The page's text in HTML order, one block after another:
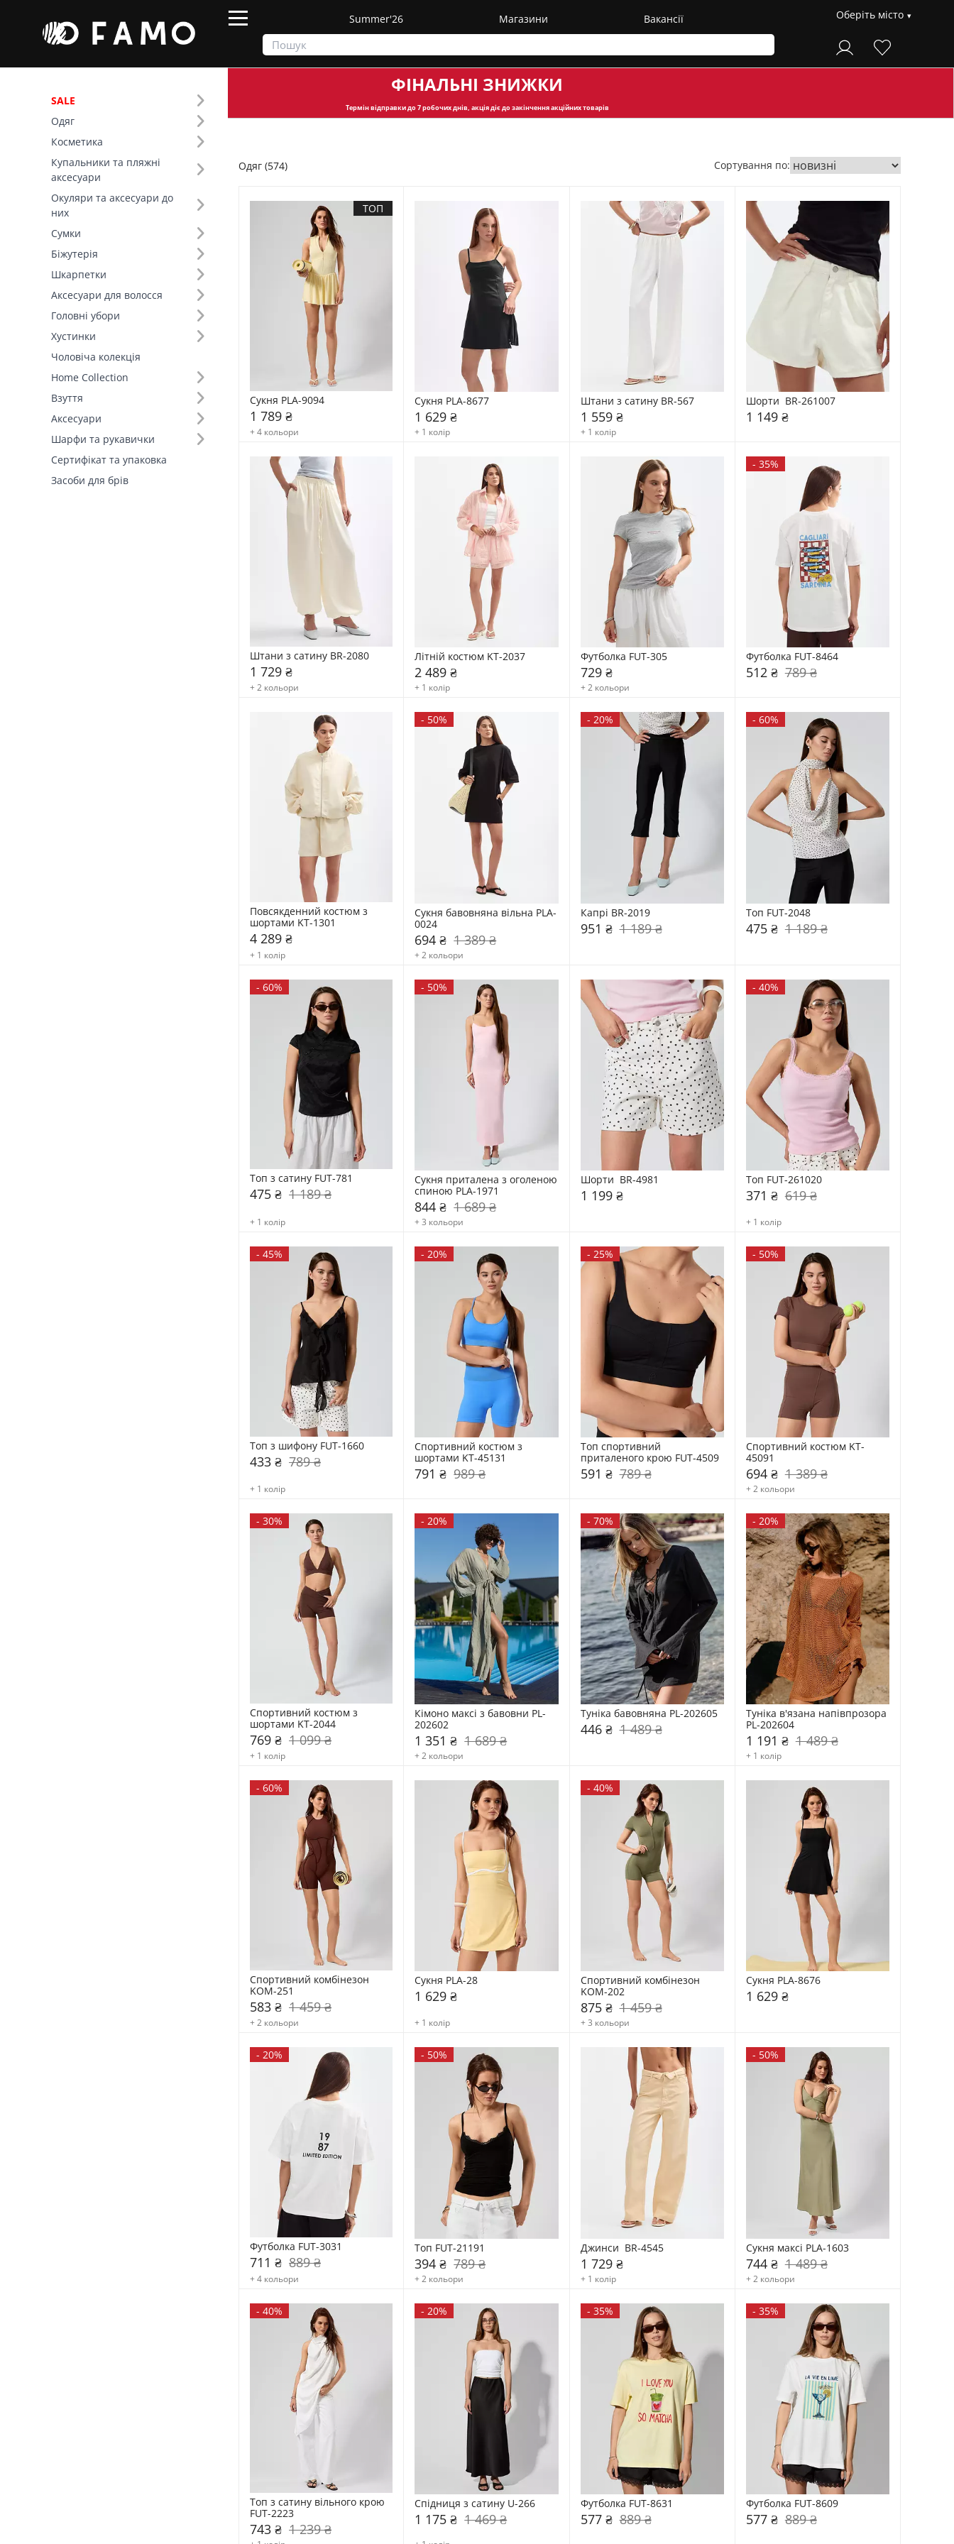
Summer'26 Магазини Вакансії Оберіть місто
SALE
Одяг
Косметика
Купальники та пляжні
аксесуари
Окуляри та аксесуари до
них
Сумки
Біжутерія
Шкарпетки
Аксесуари для волосся
Головні убори
Хустинки
Чоловіча колекція
Home Collection
Взуття
Аксесуари
Шарфи та рукавички
Сертифікат та упаковка
Засоби для брів
ФІНАЛЬНІ ЗНИЖКИ
Термін відправкидо 7 робочих днів, акція діє до закінчення акційних товарів
Фільтр
Ціна
SALE
Тип виробу (40)
Основний колір (16)
Розмір (19)
Вид товару (21)
Виробник (1)
FAMO, власне виробництво (111)
Одяг (574) Сортування по:
ТОП
Сукня PLA-9094
1 789 ₴
+ 4 кольори
Сукня PLA-8677
1 629 ₴
+ 1 колір
Штани з сатину BR-567
1 559 ₴
+ 1 колір
Шорти  BR-261007
1 149 ₴
Штани з сатину BR-2080
1 729 ₴
+ 2 кольори
Літній костюм KT-2037
2 489 ₴
+ 1 колір
Футболка FUT-305
729 ₴
+ 2 кольори
- 35%
Футболка FUT-8464
512 ₴ 789 ₴
Повсякденний костюм з
шортами KT-1301
4 289 ₴
+ 1 колір
- 50%
Сукня бавовняна вільна PLA-
0024
694 ₴ 1 389 ₴
+ 2 кольори
- 20%
Капрі BR-2019
951 ₴ 1 189 ₴
- 60%
Топ FUT-2048
475 ₴ 1 189 ₴
- 60%
Топ з сатину FUT-781
475 ₴ 1 189 ₴
+ 1 колір
- 50%
Сукня приталена з оголеною
спиною PLA-1971
844 ₴ 1 689 ₴
+ 3 кольори
Шорти  BR-4981
1 199 ₴
- 40%
Топ FUT-261020
371 ₴ 619 ₴
+ 1 колір
- 45%
Топ з шифону FUT-1660
433 ₴ 789 ₴
+ 1 колір
- 20%
Спортивний костюм з
шортами KT-45131
791 ₴ 989 ₴
- 25%
Топ спортивний
приталеного крою FUT-4509
591 ₴ 789 ₴
- 50%
Спортивний костюм KT-
45091
694 ₴ 1 389 ₴
+ 2 кольори
- 30%
Спортивний костюм з
шортами KT-2044
769 ₴ 1 099 ₴
+ 1 колір
-20%
Кімоно максі з бавовни PL-
202602
1 351 ₴ 1 689 ₴
+ 2 кольори
- 70%
Туніка бавовняна PL-202605
446 ₴ 1 489 ₴
- 20%
Туніка в'язана напівпрозора
PL-202604
1 191 ₴ 1 489 ₴
+ 1 колір
- 60%
Спортивний комбінезон
KOM-251
583 ₴ 1 459 ₴
+ 2 кольори
Сукня PLA-28
1 629 ₴
+ 1 колір
- 40%
Спортивний комбінезон
KOM-202
875 ₴ 1 459 ₴
+ 3 кольори
Сукня PLA-8676
1 629 ₴
- 20%
Футболка FUT-3031
711 ₴ 889 ₴
+ 4 кольори
- 50%
Топ FUT-21191
394 ₴ 789 ₴
+ 2 кольори
Джинси  BR-4545
1 729 ₴
+ 1 колір
- 50%
Сукня максі PLA-1603
744 ₴ 1 489 ₴
+ 2 кольори
- 40%
Топ з сатину вільного крою
FUT-2223
743 ₴ 1 239 ₴
- 20%
Спідниця з сатину U-266
1 175 ₴ 1 469 ₴
- 35%
Футболка FUT-8631
577 ₴ 889 ₴
- 35%
Футболка FUT-8609
577 ₴ 889 ₴